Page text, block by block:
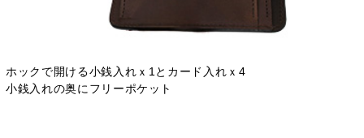
ホックで開ける小銭入れｘ1とカード入れｘ4
小銭入れの奥にフリーポケット